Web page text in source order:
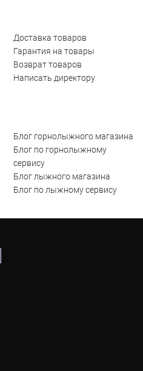
Доставка товаров
Гарантия на товары
Возврат товаров
Написать директору
Блог горнолыжного магазина
Блог по горнолыжному
сервису
Блог лыжного магазина
Блог по лыжному сервису